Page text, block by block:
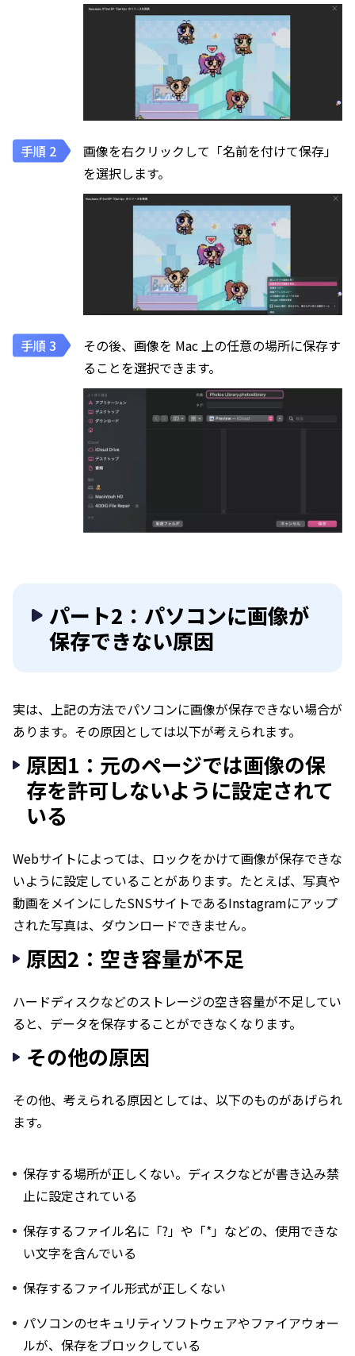
画像を右クリックして「名前を付けて保存」
を選択します。
その後、画像を Mac 上の任意の場所に保存す
ることを選択できます。
パート2：パソコンに画像が
保存できない原因
実は、上記の方法でパソコンに画像が保存できない場合が
あります。その原因としては以下が考えられます。
原因1：元のページでは画像の保
存を許可しないように設定されて
いる
Webサイトによっては、ロックをかけて画像が保存できな
いように設定していることがあります。たとえば、写真や
動画をメインにしたSNSサイトであるInstagramにアップ
された写真は、ダウンロードできません。
原因2：空き容量が不足
ハードディスクなどのストレージの空き容量が不足してい
ると、データを保存することができなくなります。
その他の原因
その他、考えられる原因としては、以下のものがあげられ
ます。
保存する場所が正しくない。ディスクなどが書き込み禁
止に設定されている
保存するファイル名に「?」や「*」などの、使用できな
い文字を含んでいる
保存するファイル形式が正しくない
パソコンのセキュリティソフトウェアやファイアウォー
ルが、保存をブロックしている